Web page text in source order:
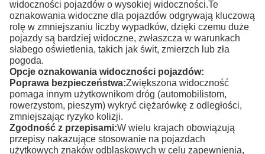
widoczności pojazdów o wysokiej widoczności.Te
oznakowania widoczne dla pojazdów odgrywają kluczową
rolę w zmniejszaniu liczby wypadków, dzięki czemu duże
pojazdy są bardziej widoczne, zwłaszcza w warunkach
słabego oświetlenia, takich jak świt, zmierzch lub zła
pogoda.
Opcje oznakowania widoczności pojazdów:
Poprawa bezpieczeństwa:Zwiększona widoczność
pomaga innym użytkownikom dróg (automobilistom,
rowerzystom, pieszym) wykryć ciężarówkę z odległości,
zmniejszając ryzyko kolizji.
Zgodność z przepisami:W wielu krajach obowiązują
przepisy nakazujące stosowanie na pojazdach
użytkowych znaków odblaskowych w celu zapewnienia,